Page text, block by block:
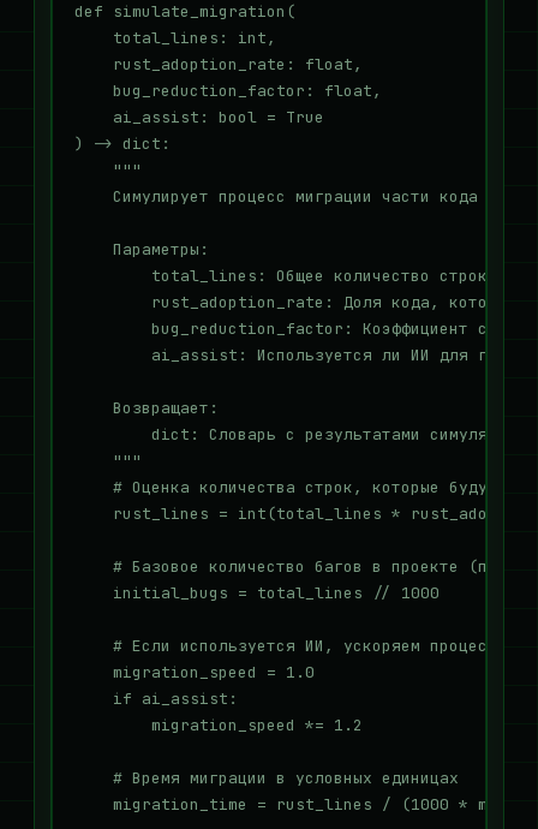
def simulate_migration(
    total_lines: int,
    rust_adoption_rate: float,
    bug_reduction_factor: float,
    ai_assist: bool = True
) -> dict:
    """
Симулирует процесс миграции части кода на
    Параметры:
total_lines: Общее количество строк
rust_adoption_rate: Доля кода, которую
bug_reduction_factor: Коэффициент
ai_assist: Используется ли ИИ для
    Возвращает:
        dict: Словарь с результатами симуляции.
    """
# Оценка количества строк, которые будут
rust_lines = int(total_lines *
# Базовое количество багов в проекте
    initial_bugs = total_lines // 1000
# Если используется ИИ, ускоряем процесс
    migration_speed = 1.0
    if ai_assist:
        migration_speed *= 1.2
    # Время миграции в условных единицах
migration_time = rust_lines / (1000 *